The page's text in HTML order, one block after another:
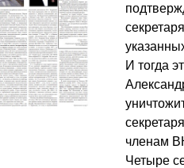
И тогда
членам
Четыре